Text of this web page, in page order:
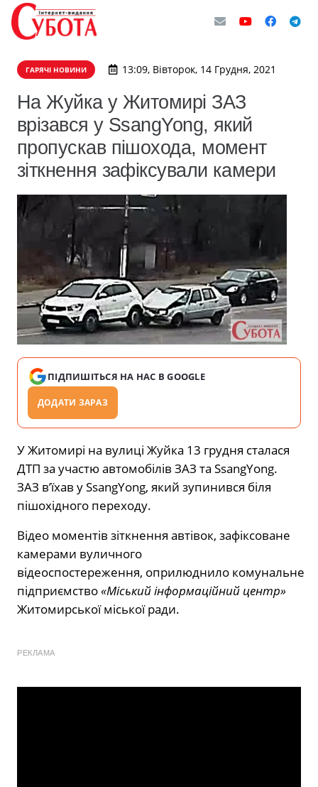
ГАРЯЧІ НОВИНИ 13:09, Вівторок, 14 Грудня, 2021
На Жуйка у Житомирі ЗАЗ
врізався у SsangYong, який
пропускав пішохода, момент
зіткнення зафіксували камери
ПІДПИШІТЬСЯ НА НАС В GOOGLE
ДОДАТИ ЗАРАЗ
У Житомирі на вулиці Жуйка 13 грудня сталася
ДТП за участю автомобілів ЗАЗ та SsangYong.
ЗАЗ в’їхав у SsangYong, який зупинився біля
пішохідного переходу.
Відео моментів зіткнення автівок, зафіксоване
камерами вуличного
відеоспостереження, оприлюднило комунальне
підприємство«Міський інформаційний центр»
Житомирської міської ради.
РЕКЛАМА